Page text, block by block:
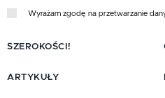
Wyrażam zgodę na przetwarzanie
SZEROKOŚCI!
ARTYKUŁY